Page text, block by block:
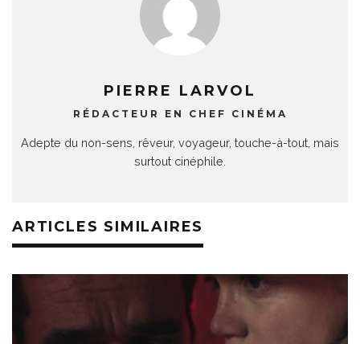
PIERRE LARVOL
RÉDACTEUR EN CHEF CINÉMA
Adepte du non-sens, rêveur, voyageur, touche-à-tout, mais
surtout cinéphile.
ARTICLES SIMILAIRES